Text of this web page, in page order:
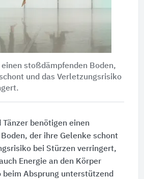
einen stoßdämpfenden Boden,
und das Verletzungsrisiko
Tänzer benötigen einen
der ihre Gelenke schont
bei Stürzen verringert,
Energie an den Körper
beim Absprung unterstützend